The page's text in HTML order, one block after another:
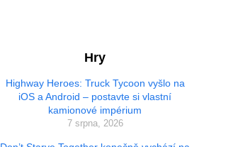
Hry
Highway Heroes: Truck Tycoon vyšlo na
iOS a Android – postavte si vlastní
kamionové impérium
7 srpna, 2026